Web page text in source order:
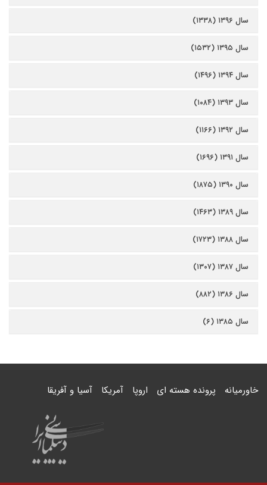
سال ۱۳۹۶ (۱۳۳۸)
سال ۱۳۹۵ (۱۵۳۲)
سال ۱۳۹۴ (۱۴۹۶)
سال ۱۳۹۳ (۱۰۸۴)
سال ۱۳۹۲ (۱۱۶۶)
سال ۱۳۹۱ (۱۶۹۶)
سال ۱۳۹۰ (۱۸۷۵)
سال ۱۳۸۹ (۱۴۶۳)
سال ۱۳۸۸ (۱۷۲۳)
سال ۱۳۸۷ (۱۳۰۷)
سال ۱۳۸۶ (۸۸۲)
سال ۱۳۸۵ (۶)
خاورمیانه پرونده هسته ای اروپا آمریکا آسیا و آفریقا